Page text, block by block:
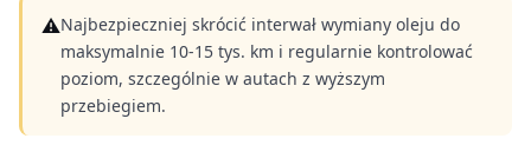
⚠Najbezpieczniej skrócić interwał wymiany oleju do
maksymalnie 10-15 tys. km i regularnie kontrolować
poziom, szczególnie w autach z wyższym
przebiegiem.